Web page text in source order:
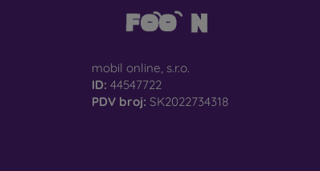
mobil online, s.r.o.
ID: 44547722
PDV broj: SK2022734318